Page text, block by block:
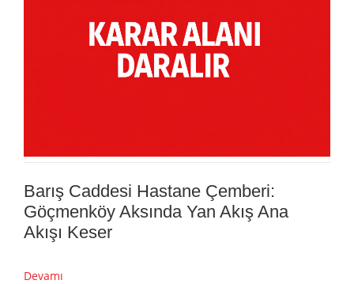
Barış Caddesi Hastane Çemberi:
Göçmenköy Aksında Yan Akış Ana
Akışı Keser
Devamı